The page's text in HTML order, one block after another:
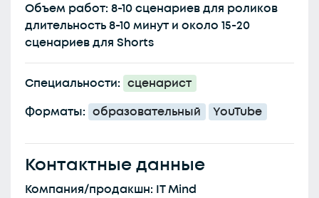
Объем работ: 8-10 сценариев для роликов
длительность 8-10 минут и около 15-20
сценариев для Shorts
Специальности: сценарист
Форматы: образовательный YouTube
Контактные данные
Компания/продакшн: IT Mind